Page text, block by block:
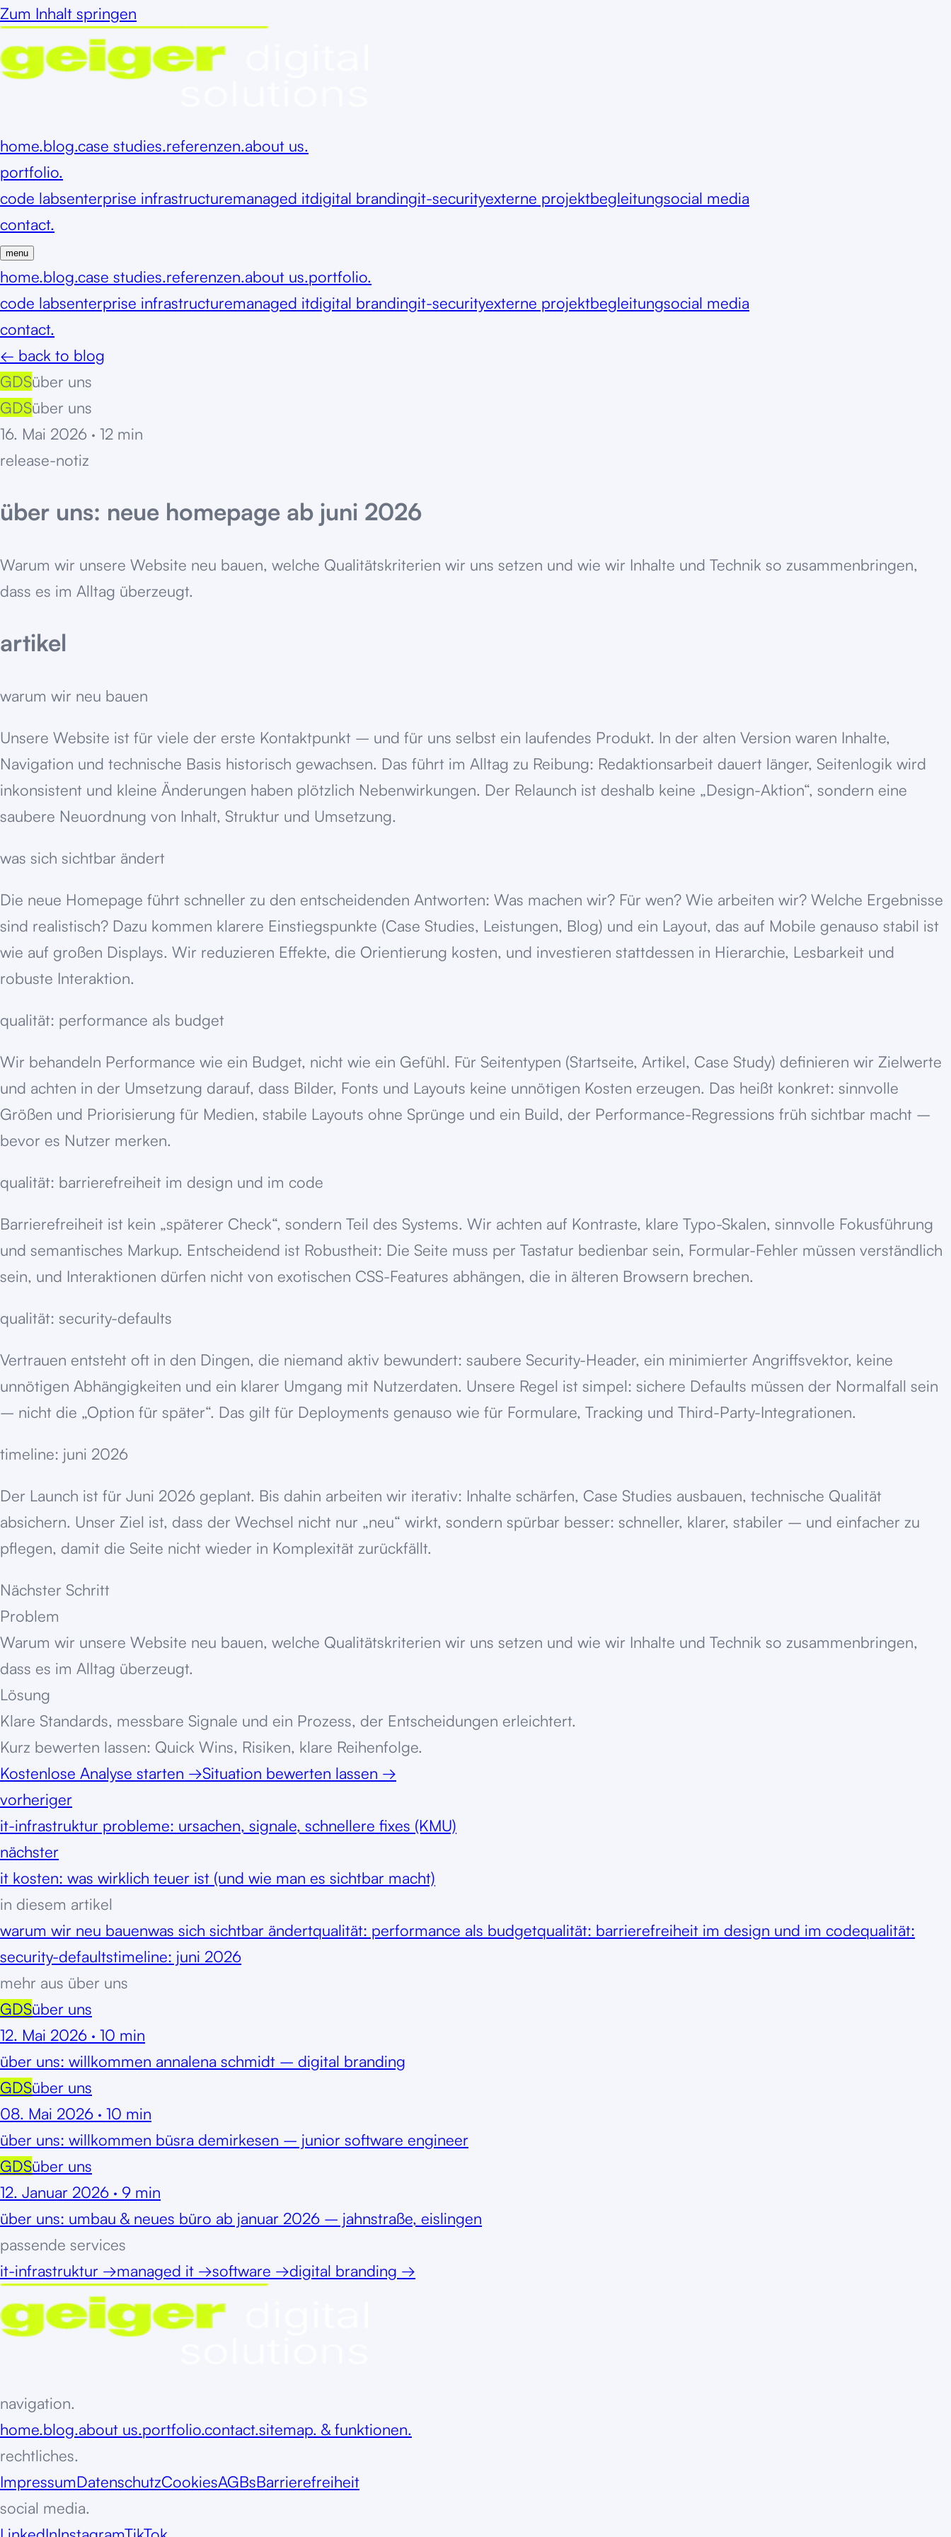
Zum Inhalt springen
home.blog.case studies.referenzen.about us.
portfolio.
code labsenterprise infrastructuremanaged itdigital brandingit-securityexterne projektbegleitungsocial media
contact.
menu
home.blog.case studies.referenzen.about us.portfolio.
code labsenterprise infrastructuremanaged itdigital brandingit-securityexterne projektbegleitungsocial media
contact.
← back to blog
GDSüber uns
GDSüber uns
16. Mai 2026 · 12 min
release-notiz
über uns: neue homepage ab juni 2026
Warum wir unsere Website neu bauen, welche Qualitätskriterien wir uns setzen und wie wir Inhalte und Technik so zusammenbringen,
dass es im Alltag überzeugt.
artikel
warum wir neu bauen
Unsere Website ist für viele der erste Kontaktpunkt – und für uns selbst ein laufendes Produkt. In der alten Version waren Inhalte,
Navigation und technische Basis historisch gewachsen. Das führt im Alltag zu Reibung: Redaktionsarbeit dauert länger, Seitenlogik wird
inkonsistent und kleine Änderungen haben plötzlich Nebenwirkungen. Der Relaunch ist deshalb keine „Design-Aktion“, sondern eine
saubere Neuordnung von Inhalt, Struktur und Umsetzung.
was sich sichtbar ändert
Die neue Homepage führt schneller zu den entscheidenden Antworten: Was machen wir? Für wen? Wie arbeiten wir? Welche Ergebnisse
sind realistisch? Dazu kommen klarere Einstiegspunkte (Case Studies, Leistungen, Blog) und ein Layout, das auf Mobile genauso stabil ist
wie auf großen Displays. Wir reduzieren Effekte, die Orientierung kosten, und investieren stattdessen in Hierarchie, Lesbarkeit und
robuste Interaktion.
qualität: performance als budget
Wir behandeln Performance wie ein Budget, nicht wie ein Gefühl. Für Seitentypen (Startseite, Artikel, Case Study) definieren wir Zielwerte
und achten in der Umsetzung darauf, dass Bilder, Fonts und Layouts keine unnötigen Kosten erzeugen. Das heißt konkret: sinnvolle
Größen und Priorisierung für Medien, stabile Layouts ohne Sprünge und ein Build, der Performance-Regressions früh sichtbar macht –
bevor es Nutzer merken.
qualität: barrierefreiheit im design und im code
Barrierefreiheit ist kein „späterer Check“, sondern Teil des Systems. Wir achten auf Kontraste, klare Typo-Skalen, sinnvolle Fokusführung
und semantisches Markup. Entscheidend ist Robustheit: Die Seite muss per Tastatur bedienbar sein, Formular-Fehler müssen verständlich
sein, und Interaktionen dürfen nicht von exotischen CSS-Features abhängen, die in älteren Browsern brechen.
qualität: security-defaults
Vertrauen entsteht oft in den Dingen, die niemand aktiv bewundert: saubere Security-Header, ein minimierter Angriffsvektor, keine
unnötigen Abhängigkeiten und ein klarer Umgang mit Nutzerdaten. Unsere Regel ist simpel: sichere Defaults müssen der Normalfall sein
– nicht die „Option für später“. Das gilt für Deployments genauso wie für Formulare, Tracking und Third-Party-Integrationen.
timeline: juni 2026
Der Launch ist für Juni 2026 geplant. Bis dahin arbeiten wir iterativ: Inhalte schärfen, Case Studies ausbauen, technische Qualität
absichern. Unser Ziel ist, dass der Wechsel nicht nur „neu“ wirkt, sondern spürbar besser: schneller, klarer, stabiler – und einfacher zu
pflegen, damit die Seite nicht wieder in Komplexität zurückfällt.
Nächster Schritt
Problem
Warum wir unsere Website neu bauen, welche Qualitätskriterien wir uns setzen und wie wir Inhalte und Technik so zusammenbringen,
dass es im Alltag überzeugt.
Lösung
Klare Standards, messbare Signale und ein Prozess, der Entscheidungen erleichtert.
Kurz bewerten lassen: Quick Wins, Risiken, klare Reihenfolge.
Kostenlose Analyse starten →Situation bewerten lassen →
vorheriger
it-infrastruktur probleme: ursachen, signale, schnellere fixes (KMU)
nächster
it kosten: was wirklich teuer ist (und wie man es sichtbar macht)
in diesem artikel
warum wir neu bauenwas sich sichtbar ändertqualität: performance als budgetqualität: barrierefreiheit im design und im codequalität:
security-defaultstimeline: juni 2026
mehr aus über uns
GDSüber uns
12. Mai 2026 · 10 min
über uns: willkommen annalena schmidt – digital branding
GDSüber uns
08. Mai 2026 · 10 min
über uns: willkommen büsra demirkesen – junior software engineer
GDSüber uns
12. Januar 2026 · 9 min
über uns: umbau & neues büro ab januar 2026 – jahnstraße, eislingen
passende services
it-infrastruktur →managed it →software →digital branding →
navigation.
home.blog.about us.portfolio.contact.sitemap. & funktionen.
rechtliches.
ImpressumDatenschutzCookiesAGBsBarrierefreiheit
social media.